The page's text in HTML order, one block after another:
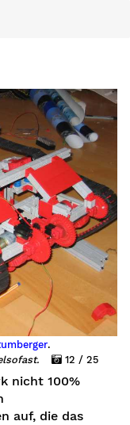
.
12 / 25
nicht 100%
auf, die das